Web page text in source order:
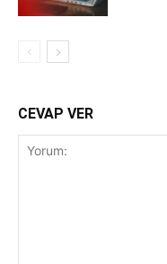
CEVAP VER